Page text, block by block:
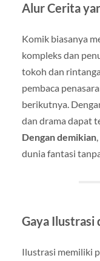
Alur Cerita
Komik biasanya
kompleks dan
tokoh dan
pembaca
berikutnya.
dan drama dapat
Dengan demikian
dunia fantasi
Gaya Ilustrasi
Ilustrasi memiliki